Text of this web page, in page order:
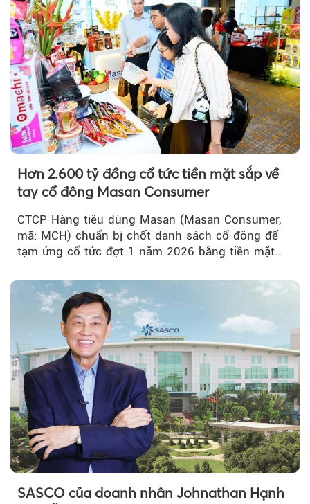
Hơn 2.600 tỷ đồng cổ tức tiền mặt sắp về
tay cổ đông Masan Consumer
CTCP Hàng tiêu dùng Masan (Masan Consumer,
mã: MCH) chuẩn bị chốt danh sách cổ đông để
tạm ứng cổ tức đợt 1 năm 2026 bằng tiền mặt
SASCO của doanh nhân Johnathan Hạnh